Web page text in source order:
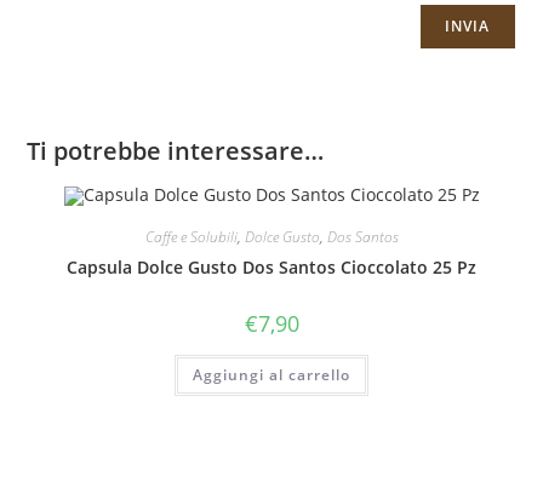
Ti potrebbe interessare…
Caffe e Solubili, Dolce Gusto, Dos Santos
Capsula Dolce Gusto Dos Santos Cioccolato 25 Pz
€7,90
Aggiungi al carrello